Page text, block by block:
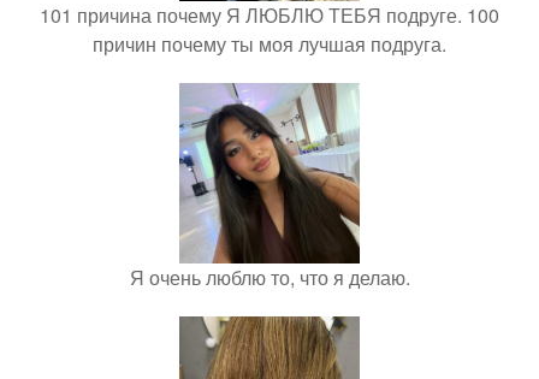
101 причина почему Я ЛЮБЛЮ ТЕБЯ подруге. 100
причин почему ты моя лучшая подруга.
Я очень люблю то, что я делаю.